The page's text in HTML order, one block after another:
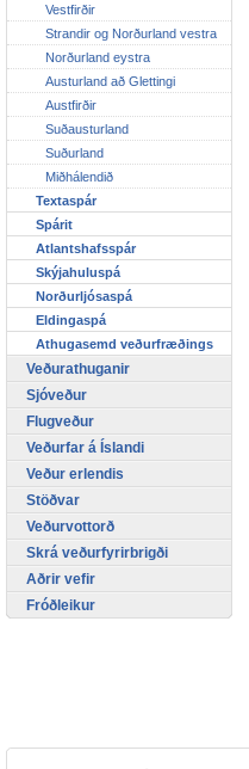
Vestfirðir
Strandir og Norðurland vestra
Norðurland eystra
Austurland að Glettingi
Austfirðir
Suðausturland
Suðurland
Miðhálendið
Textaspár
Spárit
Atlantshafsspár
Skýjahuluspá
Norðurljósaspá
Eldingaspá
Athugasemd veðurfræðings
Veðurathuganir
Sjóveður
Flugveður
Veðurfar á Íslandi
Veður erlendis
Stöðvar
Veðurvottorð
Skrá veðurfyrirbrigði
Aðrir vefir
Fróðleikur